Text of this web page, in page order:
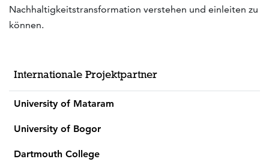
Nachhaltigkeitstransformation verstehen und einleiten zu
können.
Internationale Projektpartner
University of Mataram
University of Bogor
Dartmouth College